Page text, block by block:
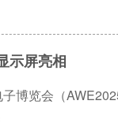
年全球车载显
技术的持续创新和
示屏亮相
博览会（